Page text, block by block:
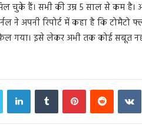
चुके हैं। सभी की उम्र 5 साल से कम है।
ने अपनी रिपोर्ट में कहा है कि
गया। इसे लेकर अभी तक कोई सबूत
LinkedInTumblr PinterestReddit